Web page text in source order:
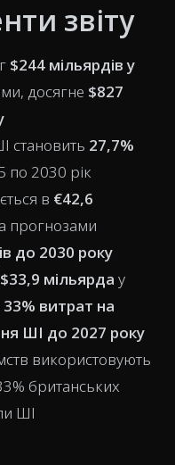
звіту
$244 мільярдів у
досягне $827
становить 27,7%
по 2030 рік
в €42,6
прогнозами
до 2030 року
$33,9 мільярда у
33% витрат на
ШІ до 2027 року
використовують
британських
ШІ